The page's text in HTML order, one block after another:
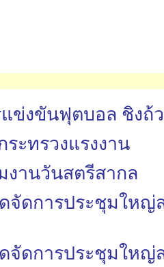
ข่งขันฟุตบอล ชิงถ้
ะทรวงแรงงาน
งานวันสตรีสากล
จัดการประชุมใหญ่
จัดการประชุมใหญ่